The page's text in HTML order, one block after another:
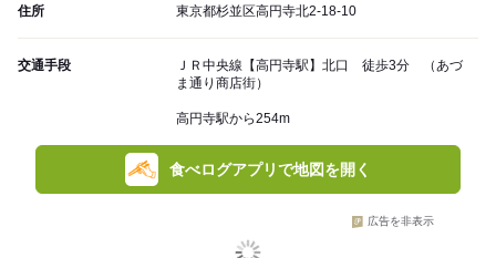
住所 東京都杉並区高円寺北2-18-10
交通手段
ＪＲ中央線【高円寺駅】北口 徒歩3分 （あづ
ま通り商店街）
高円寺駅から254m
食べログアプリで地図を開く
広告を非表示